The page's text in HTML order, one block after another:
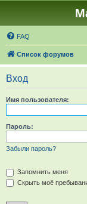
FAQ
Список форумов
Вход
Имя пользователя:
Пароль:
Забыли пароль?
Запомнить меня
Скрыть моё